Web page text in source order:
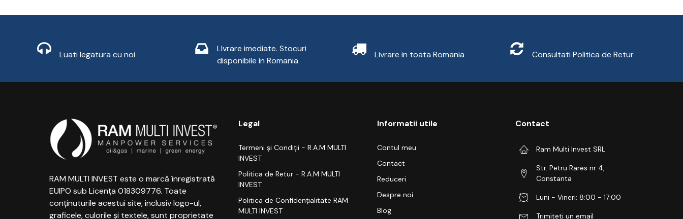
Luati legatura cu noi
LIvrare imediate. Stocuri
disponibile in Romania
Livrare in toata Romania
Consultati Politica de Retur
RAM MULTI INVEST este o marcă înregistrată
EUIPO sub Licența 018309776. Toate
conținuturile acestui site, inclusiv logo-ul,
graficele, culorile și textele, sunt proprietate
Legal
Termeni și Condiții - R.A.M MULTI
INVEST
Politica de Retur - R.A.M MULTI
INVEST
Politica de Confidențialitate RAM
MULTI INVEST
Informatii utile
Contul meu
Contact
Reduceri
Despre noi
Blog
Contact
Ram Multi Invest SRL
Str. Petru Rares nr 4,
Constanta
Luni - Vineri: 8:00 - 17:00
Trimiteti un email